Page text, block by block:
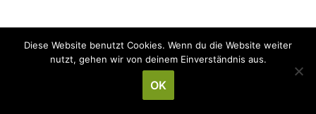
Copyright © 2026Schützenverein Waidmannsheil e.V.
. Alle Rechte vorbehalten.
von ThemeGrill. Präsentiert von
Diese Website benutzt Cookies. Wenn du die Website weiter
nutzt, gehen wir von deinem Einverständnis aus.
OK